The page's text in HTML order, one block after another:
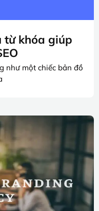
từ khóa giúp
như một chiếc bản đồ